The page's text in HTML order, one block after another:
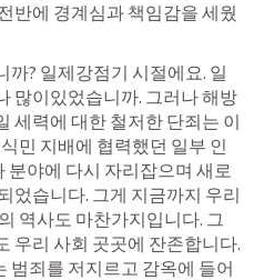
반에 경계심과 책임감을 세웠
? 일제강점기 시절에요. 일
많이있었습니까. 그러나 해방
세력에 대한 철저한 단죄는 이
민 지배에 협력했던 일부 인
분야에 다시 자리잡으며 새로
었습니다. 그게 지금까지 우리
역사도 마찬가지입니다. 그
우리 사회 곳곳에 잔존합니다.
범죄를 저지르고 감옥에 들어